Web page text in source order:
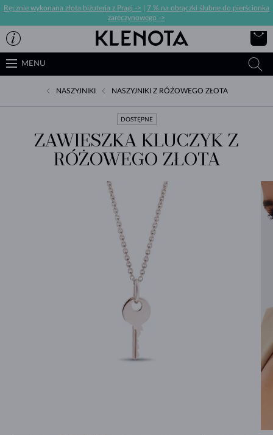
Ręcznie wykonana złota biżuteria z Pragi ->
7 % na obrączki ślubne do pierścionka
zaręczynowego ->
MENU
NASZYJNIKI NASZYJNIKI Z RÓŻOWEGO ZŁOTA
DOSTĘPNE
ZAWIESZKA KLUCZYK Z
RÓŻOWEGO ZŁOTA